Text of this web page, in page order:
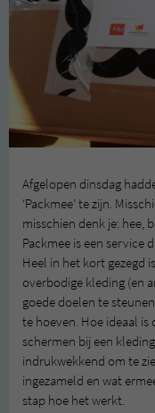
Afgelopen dinsdag
‘Packmee’ te zijn.
misschien denk je: hee,
Packmee is een service
Heel in het kort gezegd
overbodige kleding (en
goede doelen te
te hoeven. Hoe ideaal is
schermen bij een
indrukwekkend om te
ingezameld en wat
stap hoe het werkt.